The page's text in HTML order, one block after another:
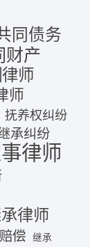
同债务
财产
师
师
抚养权纠纷
承纠纷
律师
律师
偿 继承